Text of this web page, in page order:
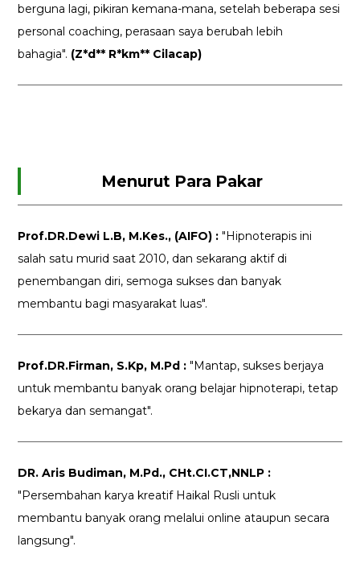
berguna lagi, pikiran kemana-mana, setelah beberapa sesi
personal coaching, perasaan saya berubah lebih
bahagia". (Z*d** R*km** Cilacap)
Menurut Para Pakar
Prof.DR.Dewi L.B, M.Kes., (AIFO) :"Hipnoterapis ini
salah satu murid saat 2010, dan sekarang aktif di
penembangan diri, semoga sukses dan banyak
membantu bagi masyarakat luas".
Prof.DR.Firman, S.Kp, M.Pd : "Mantap, sukses berjaya
untuk membantu banyak orang belajar hipnoterapi, tetap
bekarya dan semangat".
DR. Aris Budiman, M.Pd., CHt.CI.CT,NNLP :
"Persembahan karya kreatif Haikal Rusli untuk
membantu banyak orang melalui online ataupun secara
langsung".